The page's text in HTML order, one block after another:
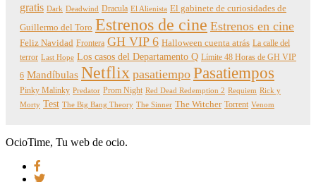
gratis Dark Deadwind Dracula El Alienista El gabinete de curiosidades de
Guillermo del Toro Estrenos de cine Estrenos en cine
Feliz Navidad Frontera GH VIP 6 Halloween cuenta atrás La calle del
terror Last Hope Los casos del Departamento Q Límite 48 Horas de GH VIP
6 Mandíbulas Netflix pasatiempo Pasatiempos
Pinky Malinky Predator Prom Night Red Dead Redemption 2 Requiem Rick y
Morty Test The Big Bang Theory The Sinner The Witcher Torrent Venom
OcioTime, Tu web de ocio.